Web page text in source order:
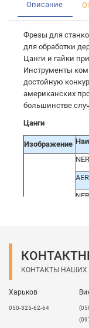
Описание
Фрезы для
для обработки
Цанги и гайки
Инструменты
достойную
американских
большинстве
Цанги
Изображение
КОНТАКТЫ НАШИХ
Харьков
050-325-62-64